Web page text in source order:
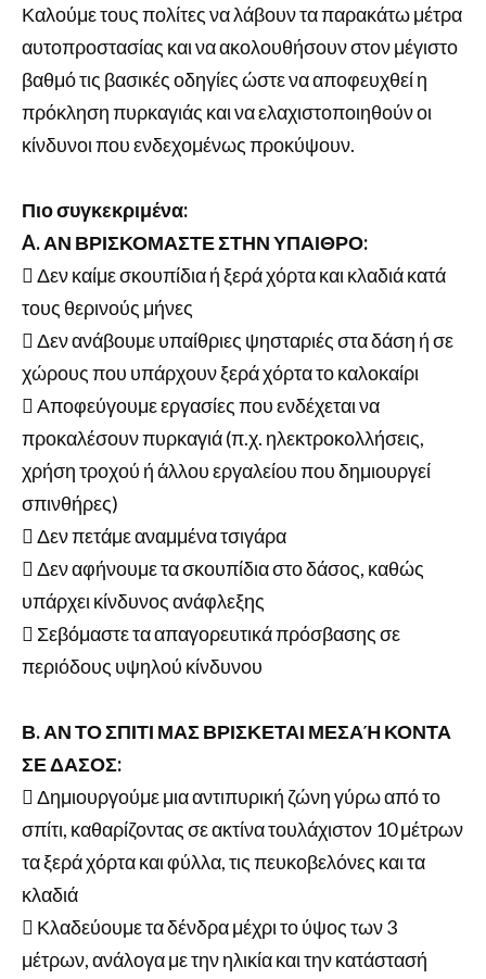
Καλούμε τους πολίτες να λάβουν τα παρακάτω μέτρα
αυτοπροστασίας και να ακολουθήσουν στον μέγιστο
βαθμό τις βασικές οδηγίες ώστε να αποφευχθεί η
πρόκληση πυρκαγιάς και να ελαχιστοποιηθούν οι
κίνδυνοι που ενδεχομένως προκύψουν.
Πιο συγκεκριμένα:
A. ΑΝ ΒΡΙΣΚΟΜΑΣΤΕ ΣΤΗΝ ΥΠΑΙΘΡΟ:
 Δεν καίμε σκουπίδια ή ξερά χόρτα και κλαδιά κατά
τους θερινούς μήνες
 Δεν ανάβουμε υπαίθριες ψησταριές στα δάση ή σε
χώρους που υπάρχουν ξερά χόρτα το καλοκαίρι
 Αποφεύγουμε εργασίες που ενδέχεται να
προκαλέσουν πυρκαγιά (π.χ. ηλεκτροκολλήσεις,
χρήση τροχού ή άλλου εργαλείου που δημιουργεί
σπινθήρες)
 Δεν πετάμε αναμμένα τσιγάρα
 Δεν αφήνουμε τα σκουπίδια στο δάσος, καθώς
υπάρχει κίνδυνος ανάφλεξης
 Σεβόμαστε τα απαγορευτικά πρόσβασης σε
περιόδους υψηλού κίνδυνου
Β. ΑΝ ΤΟ ΣΠΙΤΙ ΜΑΣ ΒΡΙΣΚΕΤΑΙ ΜΕΣΑΉ ΚΟΝΤΑ
ΣΕ ΔΑΣΟΣ:
 Δημιουργούμε μια αντιπυρική ζώνη γύρω από το
σπίτι, καθαρίζοντας σε ακτίνα τουλάχιστον 10 μέτρων
τα ξερά χόρτα και φύλλα, τις πευκοβελόνες και τα
κλαδιά
 Κλαδεύουμε τα δένδρα μέχρι το ύψος των 3
μέτρων, ανάλογα με την ηλικία και την κατάστασή